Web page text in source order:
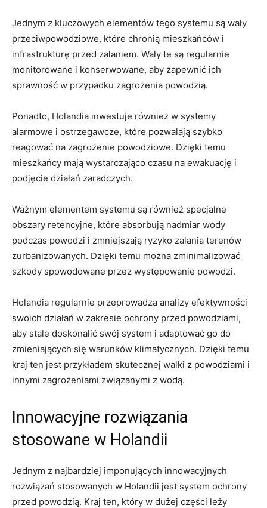
Jednym ⁢z kluczowych elementów tego​ systemu⁤ są wały
przeciwpowodziowe, które chronią‌ mieszkańców i
infrastrukturę ⁤przed zalaniem. Wały‌ te są regularnie
monitorowane i konserwowane, aby zapewnić ich
sprawność w przypadku zagrożenia powodzią.
Ponadto, Holandia inwestuje również w systemy‌
alarmowe i ostrzegawcze, ⁤które⁣ pozwalają szybko
reagować na zagrożenie powodziowe. Dzięki ⁣temu
mieszkańcy mają wystarczająco czasu na ewakuację i
podjęcie‍ działań ​zaradczych.
Ważnym elementem ⁢systemu są również specjalne
obszary retencyjne, które absorbują nadmiar⁣ wody
⁢podczas powodzi i zmniejszają ‍ryzyko zalania terenów
zurbanizowanych. Dzięki temu można zminimalizować
szkody spowodowane przez⁢ występowanie‌ powodzi.
Holandia regularnie przeprowadza analizy efektywności
swoich działań ⁤w zakresie ochrony przed ​powodziami,
aby ⁢stale⁢ doskonalić ⁢swój system⁢ i adaptować‌ go ⁢do⁢
zmieniających się⁣ warunków ​klimatycznych. Dzięki temu
kraj ten jest⁤ przykładem skutecznej walki z powodziami i
innymi ​zagrożeniami związanymi z⁤ wodą.
Innowacyjne rozwiązania ​
stosowane‌ w Holandii
Jednym z najbardziej imponujących ⁣innowacyjnych⁢
rozwiązań stosowanych w ⁢Holandii jest system ochrony⁣
przed ⁢powodzią. ‌Kraj ten, który w dużej części ‌leży